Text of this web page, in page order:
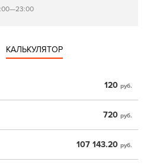
КАЛЬКУЛЯТОР
120 руб.
720 руб.
107 143.20 руб.